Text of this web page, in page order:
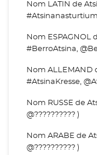
Nom LATIN de
Nom ESPAGNOL
#BerroAtsina,
Nom ALLEMAND
#AtsinaKresse,
Nom RUSSE de
@?????????? )
Nom ARABE de
@?????????? )